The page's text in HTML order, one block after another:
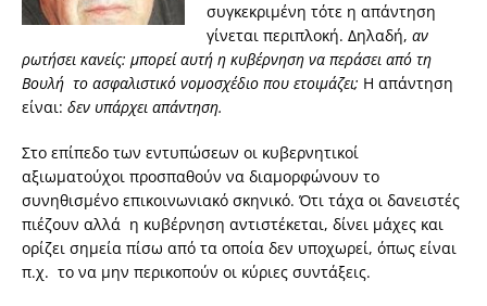
συγκεκριμένη τότε η απάντηση
γίνεται περιπλοκή. Δηλαδή, αν
ρωτήσει κανείς: μπορεί αυτή η κυβέρνηση να περάσει από τη
Βουλή το ασφαλιστικό νομοσχέδιο που ετοιμάζει; Η απάντηση
είναι: δεν υπάρχει απάντηση.
Στο επίπεδο των εντυπώσεων οι κυβερνητικοί
αξιωματούχοι προσπαθούν να διαμορφώνουν το
συνηθισμένο επικοινωνιακό σκηνικό. Ότι τάχα οι δανειστές
πιέζουν αλλά η κυβέρνηση αντιστέκεται, δίνει μάχες και
ορίζει σημεία πίσω από τα οποία δεν υποχωρεί, όπως είναι
π.χ. το να μην περικοπούν οι κύριες συντάξεις.